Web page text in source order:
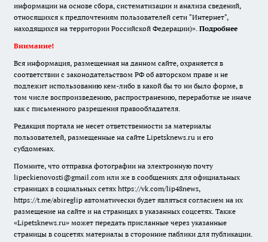
информации на основе сбора, систематизации и анализа сведений,
относящихся к предпочтениям пользователей сети "Интернет",
находящихся на территории Российской Федерации)». Подробнее
Внимание!
Вся информация, размещенная на данном сайте, охраняется в
соответствии с законодательством РФ об авторском праве и не
подлежит использованию кем-либо в какой бы то ни было форме, в
том числе воспроизведению, распространению, переработке не иначе
как с письменного разрешения правообладателя.
Редакция портала не несет ответственности за материалы
пользователей, размещенные на сайте Lipetsknews.ru и его
субдоменах.
Помните, что отправка фотографии на электронную почту
lipeckienovosti@gmail.com или же в сообщениях для официальных
страницах в социальных сетях https://vk.com/lip48news,
https://t.me/abireglip автоматически будет являться согласием на их
размещение на сайте и на страницах в указанных соцсетях. Также
«Lipetsknews.ru» может передать присланные через указанные
страницы в соцсетях материалы в сторонние паблики для публикации.